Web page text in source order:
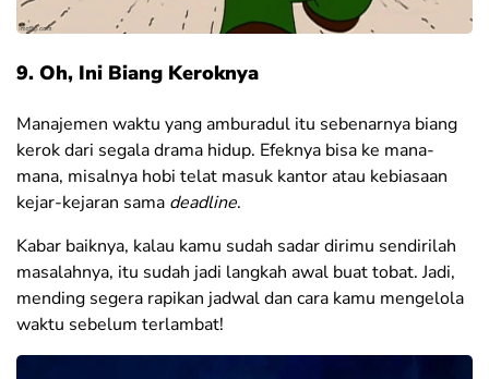
9. Oh, Ini Biang Keroknya
Manajemen waktu yang amburadul itu sebenarnya biang
kerok dari segala drama hidup. Efeknya bisa ke mana-
mana, misalnya hobi telat masuk kantor atau kebiasaan
kejar-kejaran sama deadline.
Kabar baiknya, kalau kamu sudah sadar dirimu sendirilah
masalahnya, itu sudah jadi langkah awal buat tobat. Jadi,
mending segera rapikan jadwal dan cara kamu mengelola
waktu sebelum terlambat!